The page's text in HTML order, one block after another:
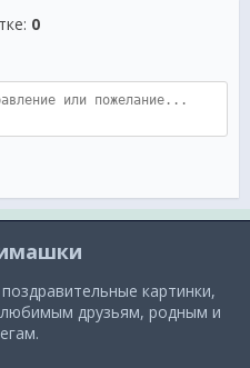
: 0
картинки,
друзьям, родным и